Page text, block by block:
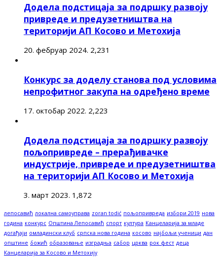
Додела подстицаја за подршку развоју
привреде и предузетништва на
територији АП Косово и Метохија
20. фебруар 2024. 2,231
Конкурс за доделу станова под условима
непрофитног закупа на одређено време
17. октобар 2022. 2,223
Додела подстицаја за подршку развоју
пољопривреде – прерађивачке
индустрије, привреде и предузетништва
на територији АП Косово и Метохија
3. март 2023. 1,872
лепосавић локална самоуправа zoran todić пољопривреда избори 2019 нова
година конкурс Општина Лепосавић спорт култура Канцеларија за младе
догађаји омладински клуб српска нова година косово најбољи ученици дан
општине божић образовање изградња сабор црква рок фест деца
Канцеларија за Косово и Метохију